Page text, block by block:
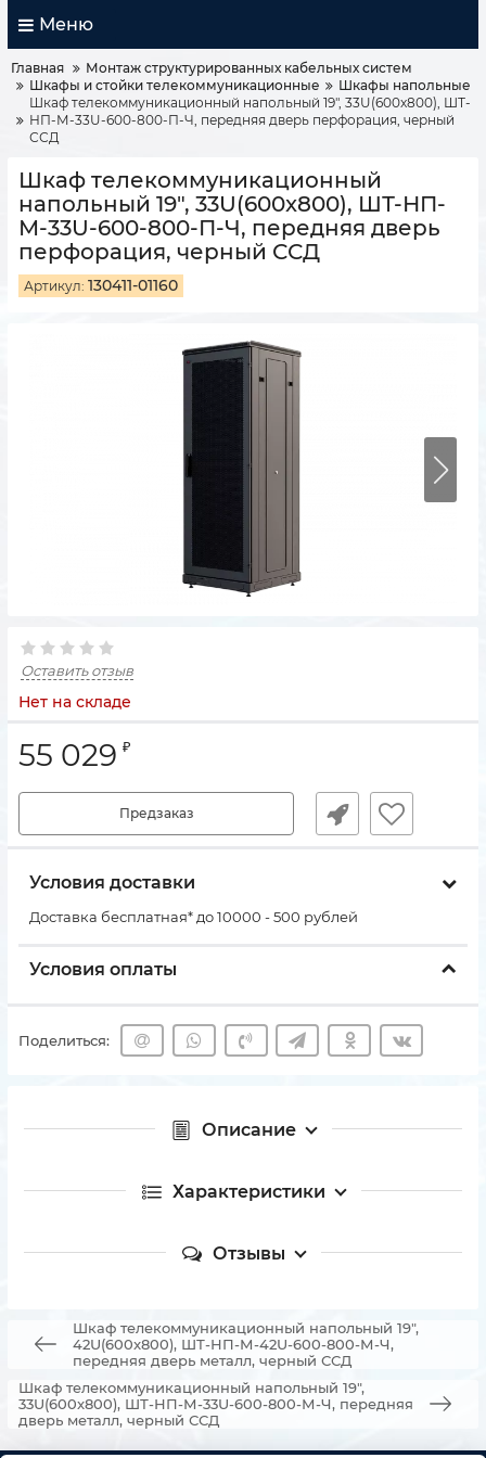
Меню
Главная
Монтаж структурированных кабельных систем
Шкафы и стойки телекоммуникационные
Шкафы напольные
Шкаф телекоммуникационный напольный 19", 33U(600x800), ШТ-
НП-М-33U-600-800-П-Ч, передняя дверь перфорация, черный
ССД
Шкаф телекоммуникационный
напольный 19", 33U(600x800), ШТ-НП-
М-33U-600-800-П-Ч, передняя дверь
перфорация, черный ССД
Артикул: 130411-01160
Оставить отзыв
Нет на складе
55 029 ₽
Предзаказ
Условия доставки
Доставка бесплатная* до 10000 - 500 рублей
Условия оплаты
Поделиться:
Описание
Характеристики
Отзывы
Шкаф телекоммуникационный напольный 19",
42U(600x800), ШТ-НП-М-42U-600-800-М-Ч,
передняя дверь металл, черный ССД
Шкаф телекоммуникационный напольный 19",
33U(600x800), ШТ-НП-М-33U-600-800-М-Ч, передняя
дверь металл, черный ССД